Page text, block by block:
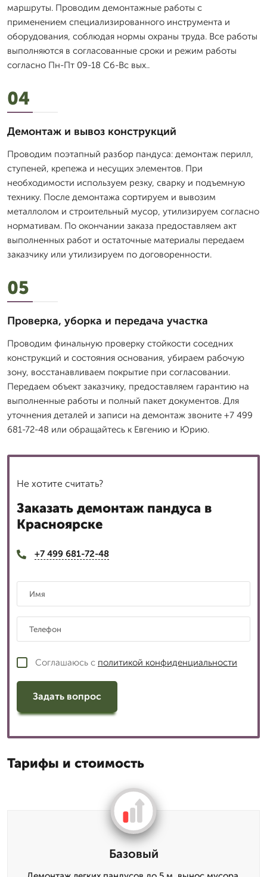
маршруты. Проводим демонтажные работы с
применением специализированного инструмента и
оборудования, соблюдая нормы охраны труда. Все работы
выполняются в согласованные сроки и режим работы
согласно Пн-Пт 09-18 Сб-Вс вых..
04
Демонтаж и вывоз конструкций
Проводим поэтапный разбор пандуса: демонтаж перилл,
ступеней, крепежа и несущих элементов. При
необходимости используем резку, сварку и подъемную
технику. После демонтажа сортируем и вывозим
металлолом и строительный мусор, утилизируем согласно
нормативам. По окончании заказа предоставляем акт
выполненных работ и остаточные материалы передаем
заказчику или утилизируем по договоренности.
05
Проверка, уборка и передача участка
Проводим финальную проверку стойкости соседних
конструкций и состояния основания, убираем рабочую
зону, восстанавливаем покрытие при согласовании.
Передаем объект заказчику, предоставляем гарантию на
выполненные работы и полный пакет документов. Для
уточнения деталей и записи на демонтаж звоните +7 499
681-72-48 или обращайтесь к Евгению и Юрию.
Не хотите считать?
Заказать демонтаж пандуса в
Красноярске
+7 499 681-72-48
Соглашаюсь с политикой конфиденциальности
Задать вопрос
Тарифы и стоимость
Базовый